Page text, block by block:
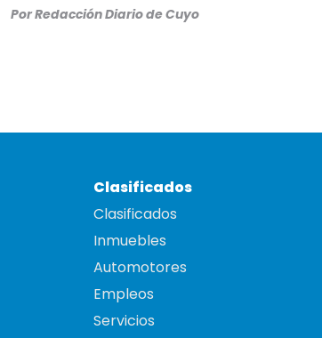
PorRedacción Diario de Cuyo
Clasificados
Clasificados
Inmuebles
Automotores
Empleos
Servicios